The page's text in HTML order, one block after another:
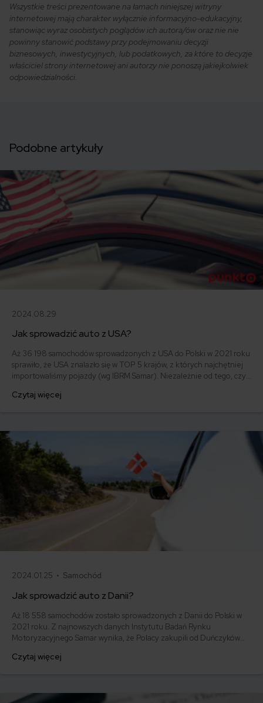
Wszystkie treści prezentowane na łamach niniejszej witryny
internetowej mają charakter wyłącznie informacyjno-edukacyjny,
stanowiąc wyraz osobistych poglądów ich autora/ów oraz nie nie
powinny stanowić podstawy przy podejmowaniu decyzji
biznesowych, inwestycyjnych, lub podatkowych, za które to decyzje
właściciel strony internetowej ani autorzy nie ponoszą jakiejkolwiek
odpowiedzialności.
Podobne artykuły
2024.08.29
Jak sprowadzić auto z USA?
Aż 36 198 samochodów sprowadzonych z USA do Polski w 2021 roku
sprawiło, że USA znalazło się w TOP 5 krajów, z których najchętniej
importowaliśmy pojazdy (wg IBRM Samar). Niezależnie od tego, czy
polskim, czy zależy Ci na aucie niedostępnym na rynku europejskim,
Czytaj więcej
2024.01.25 • Samochód
Jak sprowadzić auto z Danii?
Aż 18 558 samochodów zostało sprowadzonych z Danii do Polski w
2021 roku. Z najnowszych danych Instytutu Badań Rynku
Motoryzacyjnego Samar wynika, że Polacy zakupili od Duńczyków
Danii jest opłacalne? Dowiedz się, na jakie wydatki warto się
Czytaj więcej